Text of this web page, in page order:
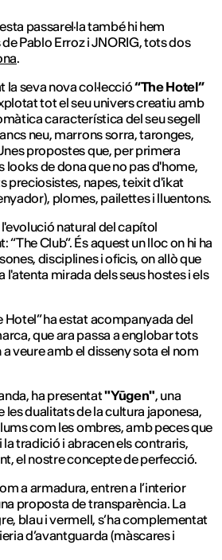
passarel·la també hi hem
Pablo Erroz i JNORIG, tots dos
.
la seva nova col·lecció“The Hotel”
tot el seu univers creatiu amb
característica del seu segell
neu, marrons sorra, taronges,
propostes que, per primera
looks de dona que no pas d'home,
preciosistes, napes, teixit d'ikat
plomes, pailettes i lluentons.
natural del capítol
Club”. És aquest un lloc on hi ha
disciplines i oficis, on allò que
l'atenta mirada dels seus hostes i els
Hotel” ha estat acompanyada del
que ara passa a englobar tots
veure amb el disseny sota el nom
ha presentat"Yūgen", una
dualitats de la cultura japonesa,
com les ombres, amb peces que
tradició i abracen els contraris,
el nostre concepte de perfecció.
a armadura, entren a l’interior
proposta de transparència. La
blau i vermell, s’ha complementat
d’avantguarda (màscares i